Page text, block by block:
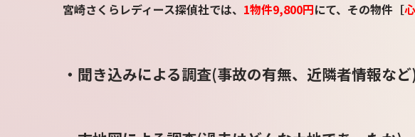
宮崎さくらレディース探偵社では、 1物件9,800円にて、その物件［
・聞き込みによる調査(事故の有無、近隣者情報な